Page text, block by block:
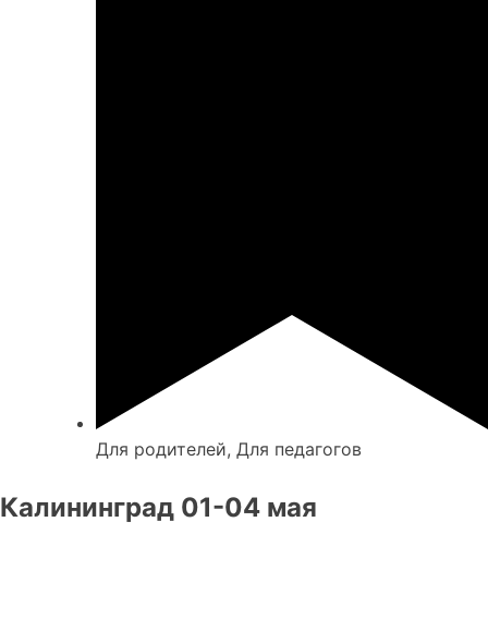
Для родителей, Для педагогов
Калининград 01-04 мая